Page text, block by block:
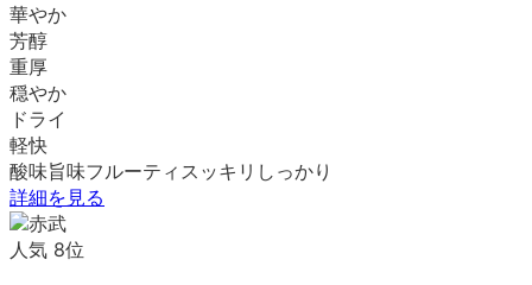
華やか
芳醇
重厚
穏やか
ドライ
軽快
酸味旨味フルーティ スッキリ しっかり
詳細を見る
人気 8位